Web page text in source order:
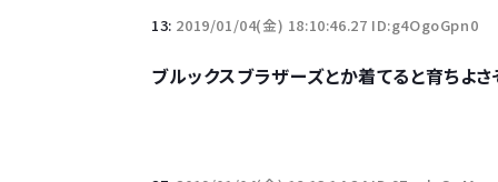
13: 2019/01/04(金) 18:10:46.27 ID:g4OgoGpn0
ブルックスブラザーズとか着てると育ちよさ